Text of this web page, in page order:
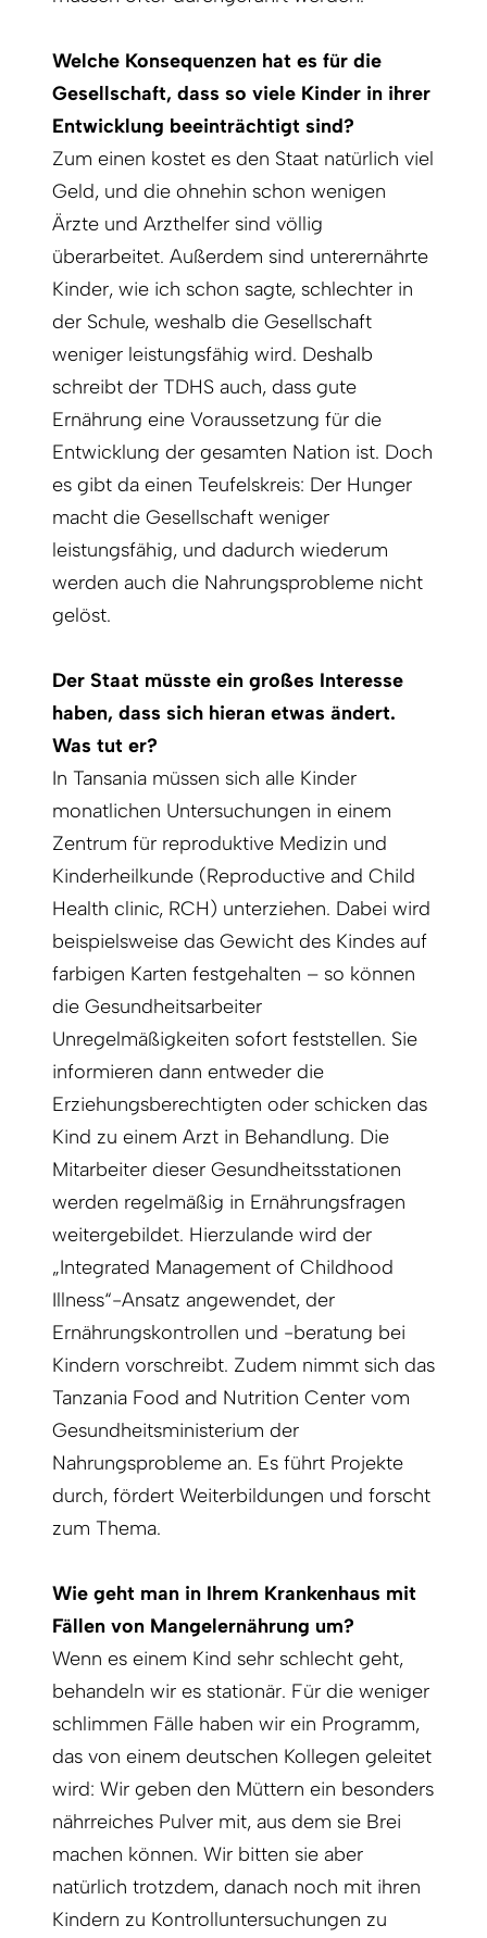
Welche Konsequenzen hat es für die
Gesellschaft, dass so viele Kinder in ihrer
Entwicklung beeinträchtigt sind?
Zum einen kostet es den Staat natürlich viel
Geld, und die ohnehin schon wenigen
Ärzte und Arzthelfer sind völlig
überarbeitet. Außerdem sind unterernährte
Kinder, wie ich schon sagte, schlechter in
der Schule, weshalb die Gesellschaft
weniger leistungsfähig wird. Deshalb
schreibt der TDHS auch, dass gute
Ernährung eine Voraussetzung für die
Entwicklung der gesamten Nation ist. Doch
es gibt da einen Teufelskreis: Der Hunger
macht die Gesellschaft weniger
leistungsfähig, und dadurch wiederum
werden auch die Nahrungsprobleme nicht
gelöst.
Der Staat müsste ein großes Interesse
haben, dass sich hieran etwas ändert.
Was tut er?
In Tansania müssen sich alle Kinder
monatlichen Untersuchungen in einem
Zentrum für reproduktive Medizin und
Kinderheilkunde (Reproductive and Child
Health clinic, RCH) unterziehen. Dabei wird
beispielsweise das Gewicht des Kindes auf
farbigen Karten festgehalten – so können
die Gesundheitsarbeiter
Unregelmäßigkeiten sofort feststellen. Sie
informieren dann entweder die
Erziehungsberechtigten oder schicken das
Kind zu einem Arzt in Behandlung. Die
Mitarbeiter dieser Gesundheitsstationen
werden regelmäßig in Ernährungsfragen
weitergebildet. Hierzulande wird der
„Integrated Management of Childhood
Illness“-Ansatz angewendet, der
Ernährungskontrollen und -beratung bei
Kindern vorschreibt. Zudem nimmt sich das
Tanzania Food and Nutrition Center vom
Gesundheitsministerium der
Nahrungsprobleme an. Es führt Projekte
durch, fördert Weiterbildungen und forscht
zum Thema.
Wie geht man in Ihrem Krankenhaus mit
Fällen von Mangelernährung um?
Wenn es einem Kind sehr schlecht geht,
behandeln wir es stationär. Für die weniger
schlimmen Fälle haben wir ein Programm,
das von einem deutschen Kollegen geleitet
wird: Wir geben den Müttern ein besonders
nährreiches Pulver mit, aus dem sie Brei
machen können. Wir bitten sie aber
natürlich trotzdem, danach noch mit ihren
Kindern zu Kontrolluntersuchungen zu